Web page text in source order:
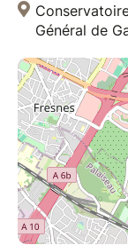
Général de